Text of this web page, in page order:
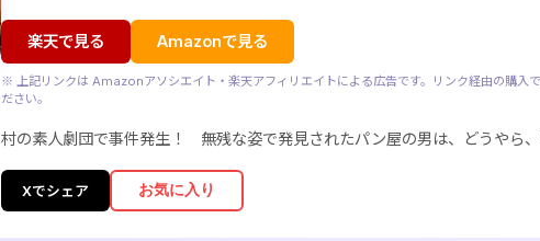
楽天で見る Amazonで見る
※ 上記リンクは Amazonアソシエイト・楽天アフィリエイトによる広告です。リンク経由の購入
ださい。
村の素人劇団で事件発生！ 無残な姿で発見されたパン屋の男は、どうやら
Xでシェア お気に入り